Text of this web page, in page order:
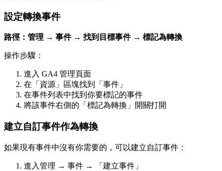
設定轉換事件
路徑：管理 → 事件 → 找到目標事件 → 標記為轉換
操作步驟：
進入 GA4 管理頁面
在「資源」區塊找到「事件」
在事件列表中找到你要標記的事件
將該事件右側的「標記為轉換」開關打開
建立自訂事件作為轉換
如果現有事件中沒有你需要的，可以建立自訂事件：
進入管理 → 事件 → 「建立事件」